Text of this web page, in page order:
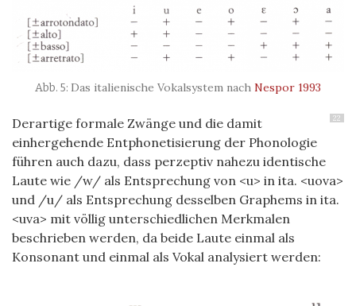
Das italienische Vokalsystem nach Nespor 1993
22
Derartige formale Zwänge und die damit
einhergehende Entphonetisierung der Phonologie
führen auch dazu, dass perzeptiv nahezu identische
Laute wie /w/ als Entsprechung von <u> in ita. <uova>
und /u/ als Entsprechung desselben Graphems in ita.
<uva> mit völlig unterschiedlichen Merkmalen
beschrieben werden, da beide Laute einmal als
Konsonant und einmal als Vokal analysiert werden: